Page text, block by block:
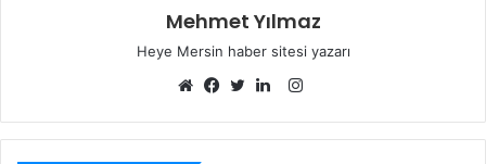
Mehmet Yılmaz
Heye Mersin haber sitesi yazarı
sitesi
Instagram